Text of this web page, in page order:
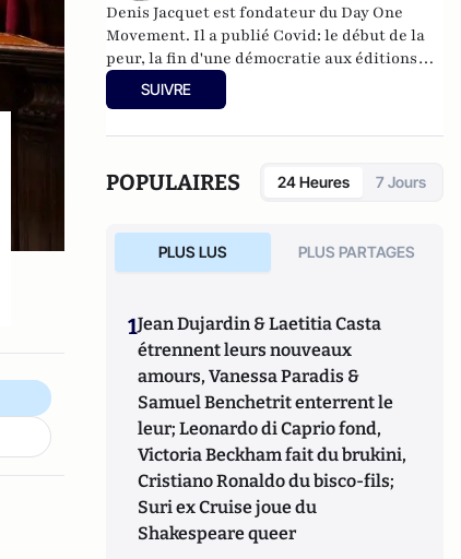
Denis Jacquet est fondateur du Day One
Movement. Il a publié Covid: le début de la
peur, la fin d'une démocratie aux éditions
Eyrolles.
SUIVRE
POPULAIRES 24 Heures 7 Jours
PLUS LUS PLUS PARTAGES
1Jean Dujardin & Laetitia Casta
étrennent leurs nouveaux
amours, Vanessa Paradis &
Samuel Benchetrit enterrent le
leur; Leonardo di Caprio fond,
Victoria Beckham fait du brukini,
Cristiano Ronaldo du bisco-fils;
Suri ex Cruise joue du
Shakespeare queer